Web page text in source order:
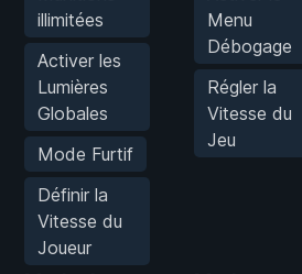
illimitées
Activer les
Lumières
Globales
Mode Furtif
Définir la
Vitesse du
Joueur
Menu
Débogage
Régler la
Vitesse du
Jeu